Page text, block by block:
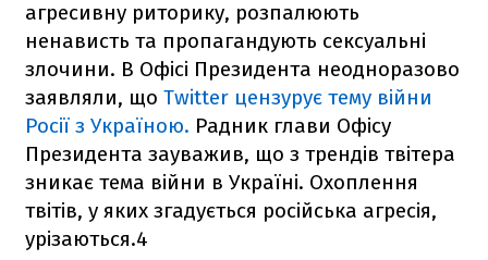
агресивну риторику, розпалюють
ненависть та пропагандують сексуальні
злочини. В Офісі Президента неодноразово
заявляли, що Twitter цензурує тему війни
Росії з Україною. Радник глави Офісу
Президента зауважив, що з трендів твітера
зникає тема війни в Україні. Охоплення
твітів, у яких згадується російська агресія,
урізаються.4